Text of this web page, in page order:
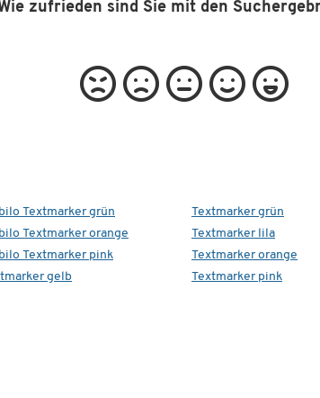
zufrieden sind Sie mit den
Textmarker grün
Textmarker orange
Textmarker pink
gelb
Textmarker grün
Textmarker lila
Textmarker orange
Textmarker pink